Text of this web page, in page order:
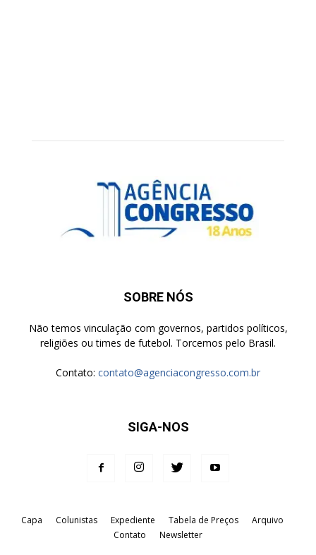
SOBRE NÓS
Não temos vinculação com governos, partidos políticos,
religiões ou times de futebol. Torcemos pelo Brasil.
Contato: contato@agenciacongresso.com.br
SIGA-NOS
Capa Colunistas Expediente Tabela de Preços
Arquivo
Contato
Newsletter